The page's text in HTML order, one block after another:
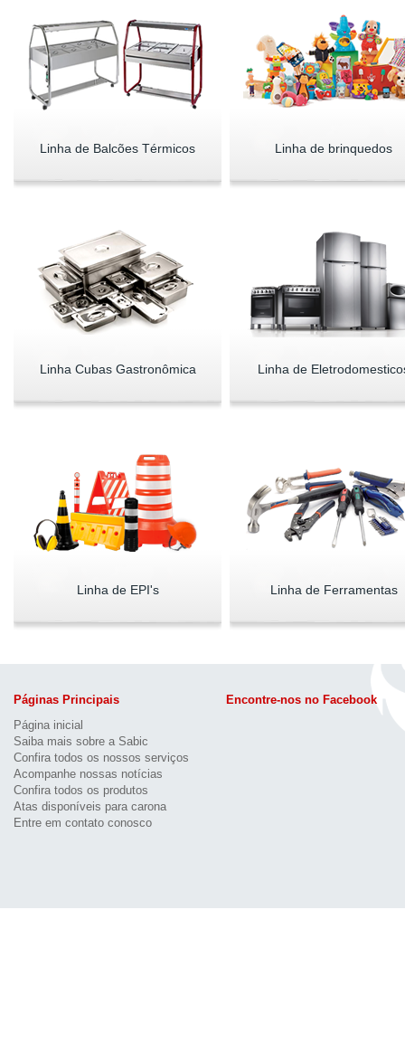
Linha de Balcões Térmicos Linha de brinquedos
Linha Cubas Gastronômica Linha de
Linha de EPI's Linha de Ferramentas
Páginas Principais
Página inicial
Saiba mais sobre a Sabic
Confira todos os nossos serviços
Acompanhe nossas notícias
Confira todos os produtos
Atas disponíveis para carona
Entre em contato conosco
Encontre-nos no Facebook